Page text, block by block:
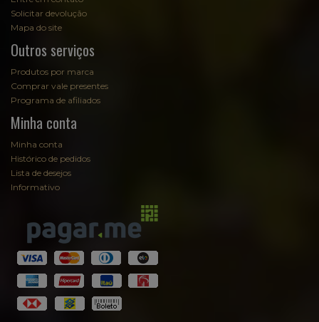
Solicitar devolução
Mapa do site
Outros serviços
Produtos por marca
Comprar vale presentes
Programa de afiliados
Minha conta
Minha conta
Histórico de pedidos
Lista de desejos
Informativo